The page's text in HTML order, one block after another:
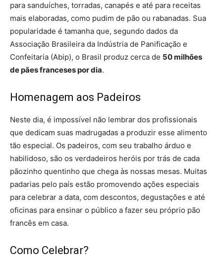
para sanduíches, torradas, canapés e até para receitas
mais elaboradas, como pudim de pão ou rabanadas. Sua
popularidade é tamanha que, segundo dados da
Associação Brasileira da Indústria de Panificação e
Confeitaria (Abip), o Brasil produz cerca de 50 milhões
de pães franceses por dia.
Homenagem aos Padeiros
Neste dia, é impossível não lembrar dos profissionais
que dedicam suas madrugadas a produzir esse alimento
tão especial. Os padeiros, com seu trabalho árduo e
habilidoso, são os verdadeiros heróis por trás de cada
pãozinho quentinho que chega às nossas mesas. Muitas
padarias pelo país estão promovendo ações especiais
para celebrar a data, com descontos, degustações e até
oficinas para ensinar o público a fazer seu próprio pão
francês em casa.
Como Celebrar?